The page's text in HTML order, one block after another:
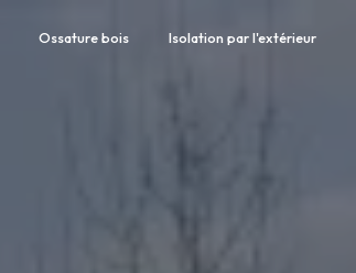
Ossature bois Isolation par l'extérieur